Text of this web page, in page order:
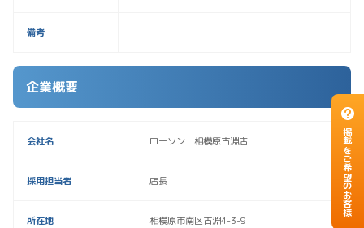
掲載をご希望のお客様
備考
企業概要
会社名 ローソン 相模原古淵店
採用担当者 店長
所在地 相模原市南区古淵4-3-9